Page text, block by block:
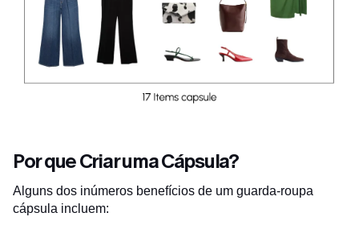
Por que Criar uma Cápsula?
Alguns dos inúmeros benefícios de um guarda-roupa
cápsula incluem: